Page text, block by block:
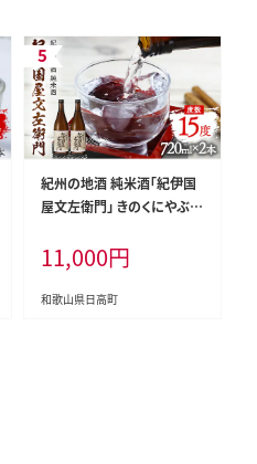
紀州の地酒 純米酒｢紀伊国
屋文左衛門｣ きのくにやぶん
エバグリーン 中野BC株式会
社《30日以内に出荷予定(土
日祝除く)》和歌山県 日高町
11,000円
和歌山県日高町